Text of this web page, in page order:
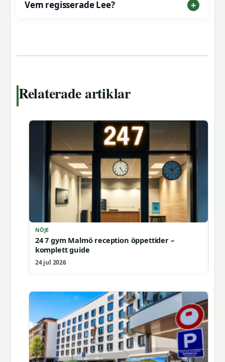
Vem regisserade Lee?
Relaterade artiklar
NÖJE
24 7 gym Malmö reception öppettider –
komplett guide
24 jul 2026